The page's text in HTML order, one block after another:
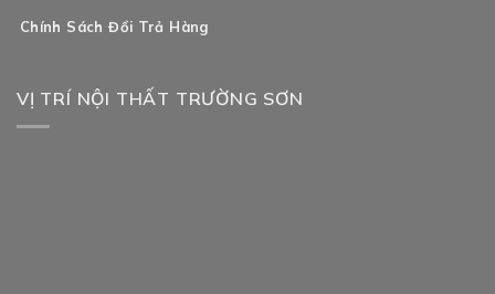
Chính Sách Đổi Trả Hàng
VỊ TRÍ NỘI THẤT TRƯỜNG SƠN